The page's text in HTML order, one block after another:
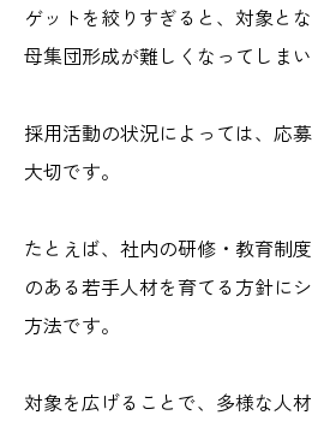
ゲットを絞りすぎると、対象と
母集団形成が難しくなってしまい
採用活動の状況によっては、応
大切です。
たとえば、社内の研修・教育制
のある若手人材を育てる方針に
方法です。
対象を広げることで、多様な人